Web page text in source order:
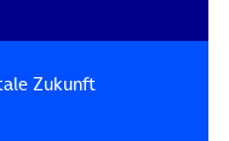
Zukunft